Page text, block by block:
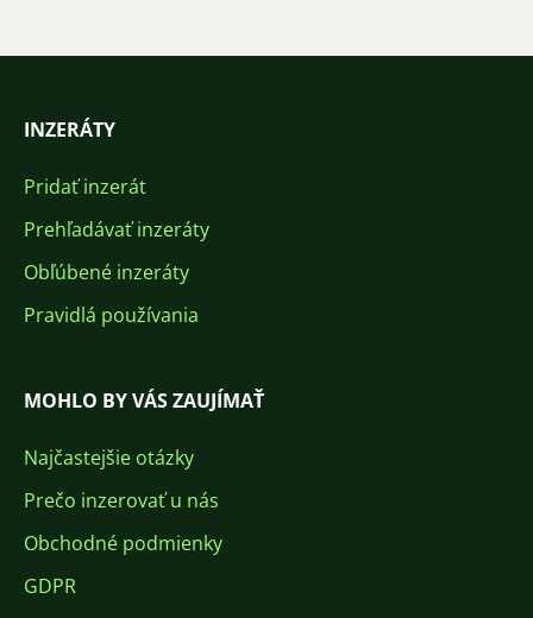
INZERÁTY
Pridať inzerát
Prehľadávať inzeráty
Obľúbené inzeráty
Pravidlá používania
MOHLO BY VÁS ZAUJÍMAŤ
Najčastejšie otázky
Prečo inzerovať u nás
Obchodné podmienky
GDPR